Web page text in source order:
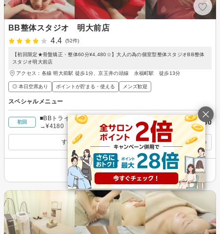
BB整体スタジオ 明大前店
4.4
(52件)
【初回限定★骨盤矯正・整体60分¥4,480☆】大人の為の個室型整体スタジオBB整体
スタジオ明大前店
アクセス：各線 明大前駅 徒歩1分、京王井の頭線 永福町駅 徒歩13分
◎ 本日空席あり ポイントが貯まる・使える メンズ歓迎
スペシャルメニュー
初回
■BBトライアルコース■小顔矯正+マッサージ60分
→¥4180
￥4,180
すべてのスペシャルメニューを見る
その他の情報を表示